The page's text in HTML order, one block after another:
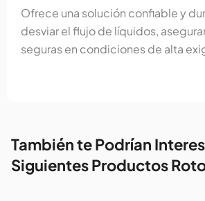
Ofrece una solución confiable y
desviar el flujo de líquidos,
seguras en condiciones de alta
También te Podrían
Siguientes Productos